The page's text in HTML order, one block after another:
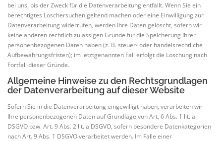
bei uns, bis der Zweck für die Datenverarbeitung entfällt. Wenn Sie ein
berechtigtes Löschersuchen geltend machen oder eine Einwilligung zur
Datenverarbeitung widerrufen, werden Ihre Daten gelöscht, sofern wir
keine anderen rechtlich zulässigen Gründe für die Speicherung Ihrer
personenbezogenen Daten haben (z. B. steuer- oder handelsrechtliche
Aufbewahrungsfristen); im letztgenannten Fall erfolgt die Löschung nach
Fortfall dieser Gründe.
Allgemeine Hinweise zu den Rechtsgrundlagen
der Datenverarbeitung auf dieser Website
Sofern Sie in die Datenverarbeitung eingewilligt haben, verarbeiten wir
Ihre personenbezogenen Daten auf Grundlage von Art. 6 Abs. 1 lit. a
DSGVO bzw. Art. 9 Abs. 2 lit. a DSGVO, sofern besondere Datenkategorien
nach Art. 9 Abs. 1 DSGVO verarbeitet werden. Im Falle einer